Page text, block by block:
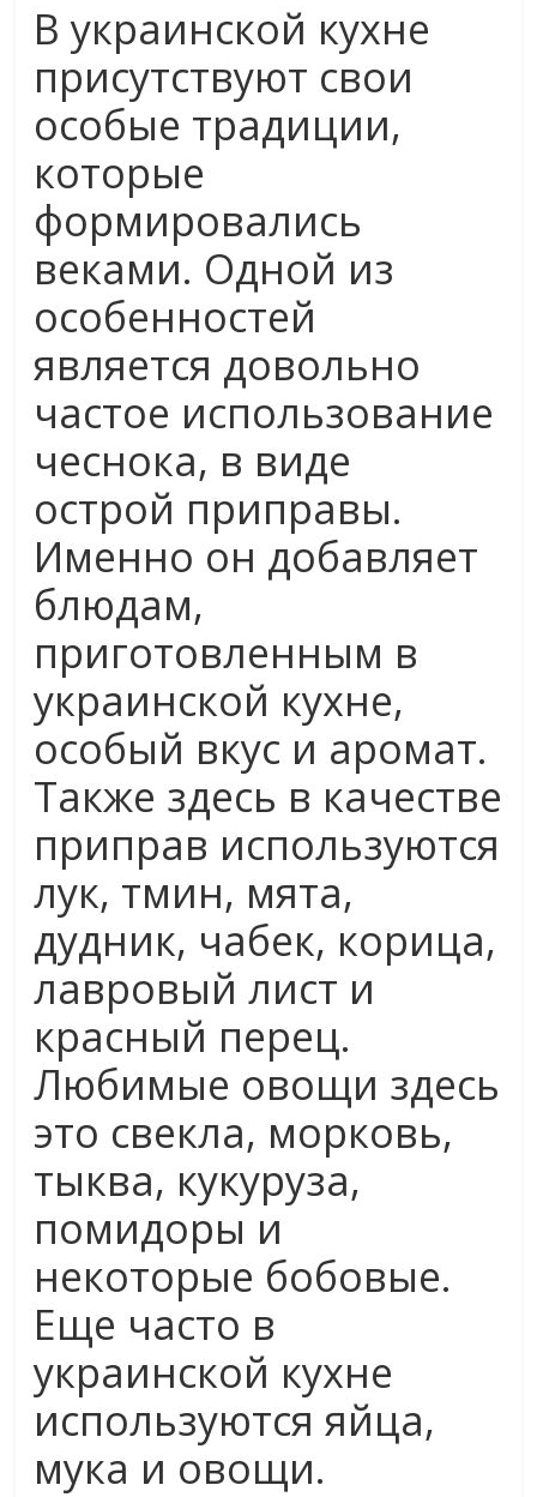
В украинской кухне
присутствуют свои
особые традиции,
которые
формировались
веками. Одной из
особенностей
является довольно
частое использование
чеснока, в виде
острой приправы.
Именно он добавляет
блюдам,
приготовленным в
украинской кухне,
особый вкус и аромат.
Также здесь в качестве
приправ используются
лук, тмин, мята,
дудник, чабек, корица,
лавровый лист и
красный перец.
Любимые овощи здесь
это свекла, морковь,
тыква, кукуруза,
помидоры и
некоторые бобовые.
Еще часто в
украинской кухне
используются яйца,
мука и овощи.